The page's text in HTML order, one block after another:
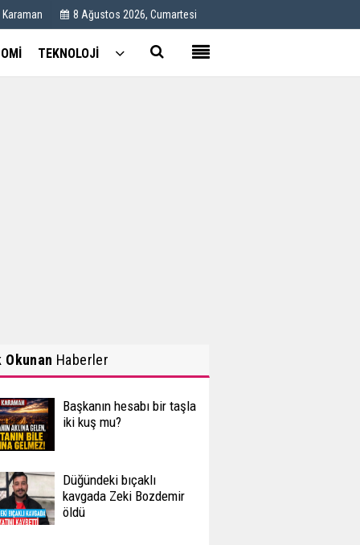
Karaman 8 Ağustos 2026, Cumartesi
TEKNOLOJİ
Okunan Haberler
Başkanın hesabı bir taşla
iki kuş mu?
Düğündeki bıçaklı
kavgada Zeki Bozdemir
öldü